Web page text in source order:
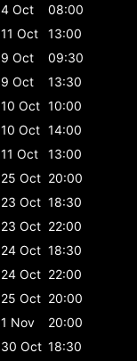
4 Oct
08:00
11 Oct
13:00
9 Oct
09:30
9 Oct
13:30
10 Oct 10:00
10 Oct 14:00
11 Oct
13:00
25 Oct 20:00
23 Oct 18:30
23 Oct 22:00
24 Oct 18:30
24 Oct 22:00
25 Oct 20:00
1 Nov
20:00
30 Oct 18:30